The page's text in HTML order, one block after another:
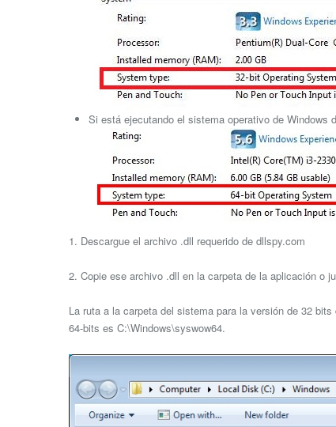
Si está ejecutando el sistema operativo de Windows
1. Descargue el archivo .dll requerido de dllspy.com
2. Copie ese archivo .dll en la carpeta de la aplicación o
La ruta a la carpeta del sistema para la versión de 32
64-bits es C:\Windows\syswow64.